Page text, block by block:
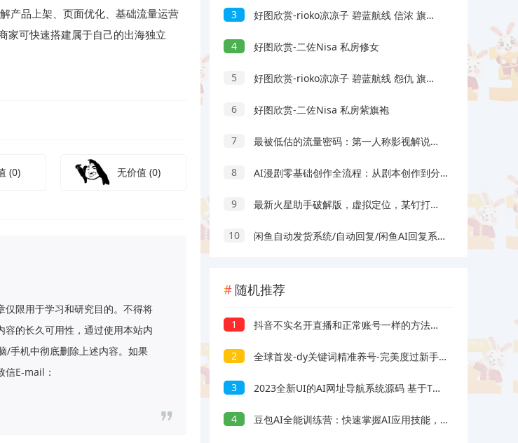
产品上架、页面优化、基础流量运营
家可快速搭建属于自己的出海独立
(0) 无价值(0)
限用于学习和研究目的。不得将
的长久可用性，通过使用本站内
/手机中彻底删除上述内容。如果
信E-mail：
3 好图欣赏-rioko凉凉子 碧蓝航线 信浓 旗袍 相融一梦
4 好图欣赏-二佐Nisa 私房修女
5 好图欣赏-rioko凉凉子 碧蓝航线 怨仇 旗袍 杯盏盈芳华
6 好图欣赏-二佐Nisa 私房紫旗袍
7 最被低估的流量密码：第一人称影视解说，条条爆款100w+！【保姆级教学】
8 AI漫剧零基础创作全流程：从剧本创作到分镜剪辑，全套提示词模板直接落地出片
9 最新火星助手破解版，虚拟定位，某钉打卡利器
10 闲鱼自动发货系统/自动回复/闲鱼AI回复系统源码
随机推荐
1 抖音不实名开直播和正常账号一样的方法教程和注意事项分享（自测）
2 全球首发-dy关键词精准养号-完美度过新手期打上标签 无需花费大量时间精力去养号操作，全部交给软件即可完成 针对符合要求视频进行点赞收藏评论等操作成功打上用户标签 养号期间还能进行截留操作
3 2023全新UI的AI网址导航系统源码 基于Thinkphp6框架+视频源码
4 豆包AI全能训练营：快速掌握AI应用技能，从入门到精通从小白成长为AI应用高手